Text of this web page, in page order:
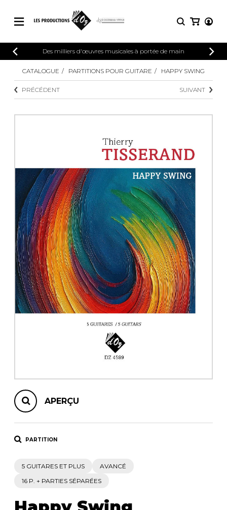
CATALOGUE
Explorez notre catalogue de partitions
riche en œuvres originales et en
arrangements de qualité.
PARTITIONS POUR GUITARE
PARTITIONS POUR AUTRES
INSTRUMENTS
PARTITIONS POUR ENSEMBLES
AUTRES PRODUITS
CONNEXION
INSCRIPTION
Des milliers d'œuvres musicales à portée de main
PARTITIONS
Méthodes
5 guitares et plus
Ensemble de
Orchestre de guitares
Concerto pour
Guitare et un autre
Musique de chambre
CATALOGUE PARTITIONS POUR GUITARE HAPPY SWING
PRÉCÉDENT SUIVANT
APERÇU
PARTITION
5 GUITARES ET PLUS
AVANCÉ
16 P. + PARTIES SÉPARÉES